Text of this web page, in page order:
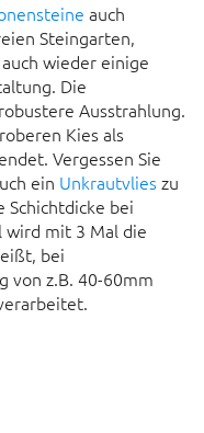
auch
Steingarten,
wieder einige
Die
Ausstrahlung.
Kies als
Vergessen Sie
ein Unkrautvlieszu
Schichtdicke bei
wird mit 3 Mal die
bei
von z.B. 40-60mm